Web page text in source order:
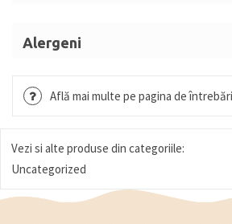
cacao, emulgator (lecitină de
Alergeni
Află mai multe pe pagina de
Vezi si alte produse din categoriile:
Uncategorized